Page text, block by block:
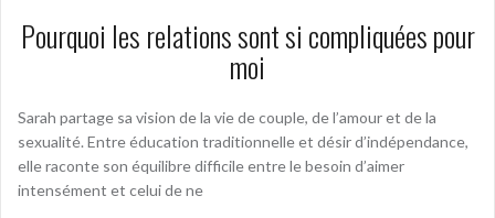
Pourquoi les relations sont si compliquées pour
moi
Sarah partage sa vision de la vie de couple, de l’amour et de la
sexualité. Entre éducation traditionnelle et désir d’indépendance,
elle raconte son équilibre difficile entre le besoin d’aimer
intensément et celui de ne